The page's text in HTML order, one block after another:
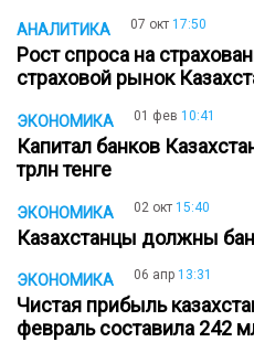
АНАЛИТИКА 07 окт 17:50
Рост спроса на
страховой рынок
ЭКОНОМИКА 01 фев 10:41
Капитал банков
трлн тенге
ЭКОНОМИКА 02 окт 15:40
Казахстанцы должны
ЭКОНОМИКА 06 апр 13:31
Чистая прибыль
февраль составила 242